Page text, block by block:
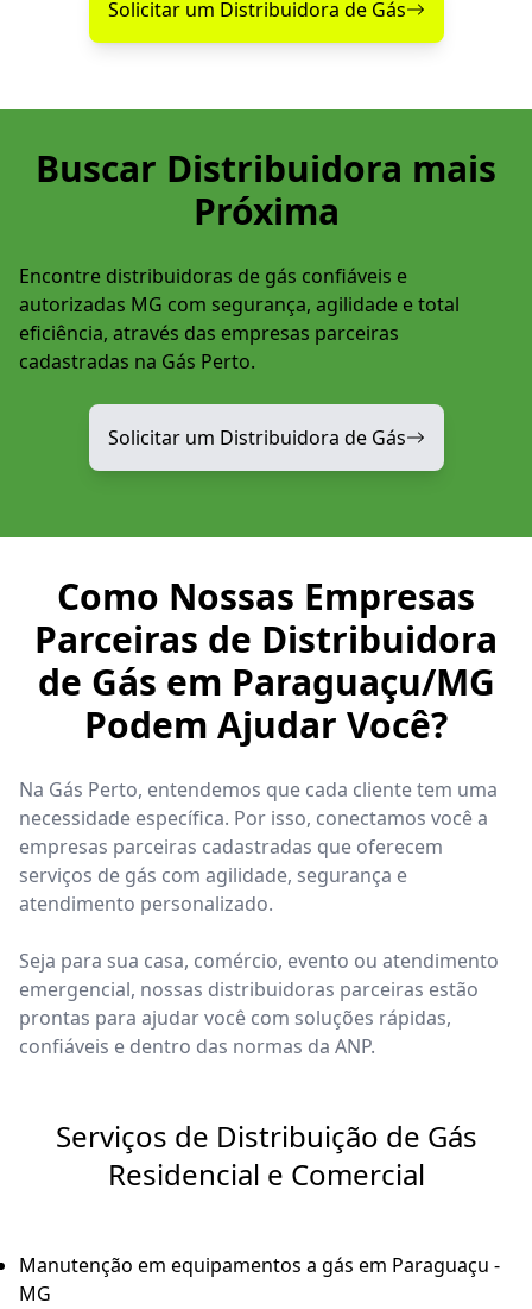
Solicitar um Distribuidora de Gás
Buscar Distribuidora mais
Próxima
Encontre distribuidoras de gás confiáveis e
autorizadas MG com segurança, agilidade e total
eficiência, através das empresas parceiras
cadastradas na Gás Perto.
Solicitar um Distribuidora de Gás
Como Nossas Empresas
Parceiras de Distribuidora
de Gás em Paraguaçu/MG
Podem Ajudar Você?
Na Gás Perto, entendemos que cada cliente tem uma
necessidade específica. Por isso, conectamos você a
empresas parceiras cadastradas que oferecem
serviços de gás com agilidade, segurança e
atendimento personalizado.
Seja para sua casa, comércio, evento ou atendimento
emergencial, nossas distribuidoras parceiras estão
prontas para ajudar você com soluções rápidas,
confiáveis e dentro das normas da ANP.
Serviços de Distribuição de Gás
Residencial e Comercial
Manutenção em equipamentos a gás em Paraguaçu -
MG